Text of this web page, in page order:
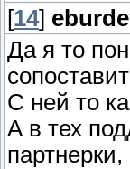
[14]
Да я то
С ней то
А в тех